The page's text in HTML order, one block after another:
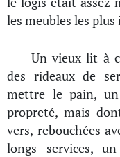
les meubles les
Un vieux lit à
des rideaux de
mettre le pain,
propreté, mais
vers, rebouchées
longs services,